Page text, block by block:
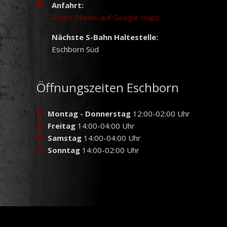
Anfahrt:
Route Planen auf Google Maps
Nächste S-Bahn Haltestelle:
Eschborn Süd
Öffnungszeiten Eschborn
Montag - Donnerstag 12:00-02:00 Uhr
Freitag 14:00-04:00 Uhr
Samstag 14:00-04:00 Uhr
Sonntag 14:00-02:00 Uhr